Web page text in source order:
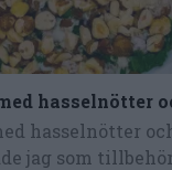
hasselnötter
hasselnötter
jag som